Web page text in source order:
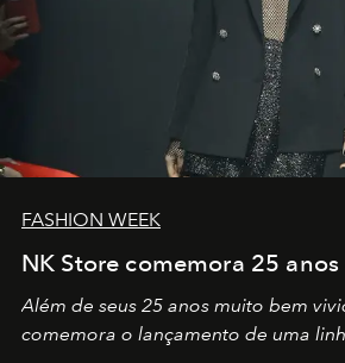
FASHION WEEK
NK Store comemora 25
Além de seus 25 anos muito bem
comemora o lançamento de uma